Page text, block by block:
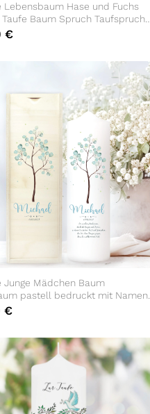
Lebensbaum Hase und Fuchs
Taufe Baum Spruch Taufspruch
tree Wald
€
Junge Mädchen Baum
pastell bedruckt mit Namen,
auf Wunsch eigenem,
oder keinem Taufspruch
€